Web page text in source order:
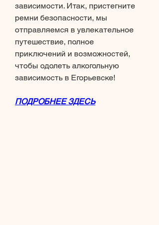
зависимости. Итак, пристегните
ремни безопасности, мы
отправляемся в увлекательное
путешествие, полное
приключений и возможностей,
чтобы одолеть алкогольную
зависимость в Егорьевске!
ПОДРОБНЕЕ ЗДЕСЬ